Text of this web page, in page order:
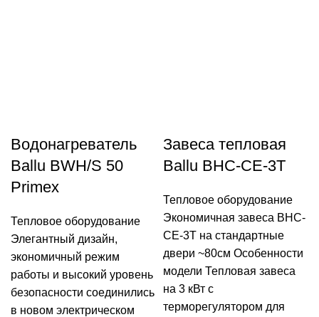
Водонагреватель
Ballu BWH/S 50
Primex
Тепловое оборудование
Элегантный дизайн,
экономичный режим
работы и высокий уровень
безопасности соединились
в новом электрическом
Завеса тепловая
Ballu BHC-CE-3T
Тепловое оборудование
Экономичная завеса BHC-
CE-3T на стандартные
двери ~80см Особенности
модели Тепловая завеса
на 3 кВт с
терморегулятором для